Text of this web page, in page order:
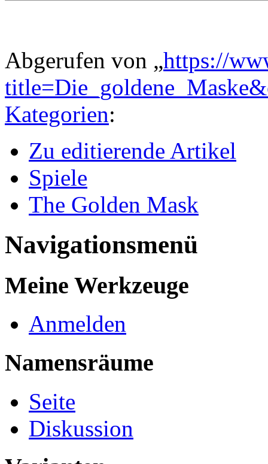
Abgerufen von „https://
Kategorien:
Zu editierende Artikel
Spiele
The Golden Mask
Navigationsmenü
Meine Werkzeuge
Anmelden
Namensräume
Seite
Diskussion